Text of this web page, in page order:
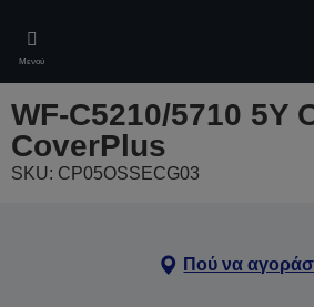
main
content
Μενού
WF-C5210/5710 5Y
CoverPlus
SKU: CP05OSSECG03
Πού να